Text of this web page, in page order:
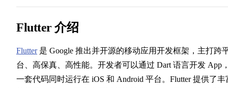
Flutter 介绍
Flutter是 Google 推出并开源的移动应用开发框架，主打跨
台、高保真、高性能。开发者可以通过 Dart 语言开发 App
一套代码同时运行在 iOS 和 Android 平台。Flutter 提供了丰